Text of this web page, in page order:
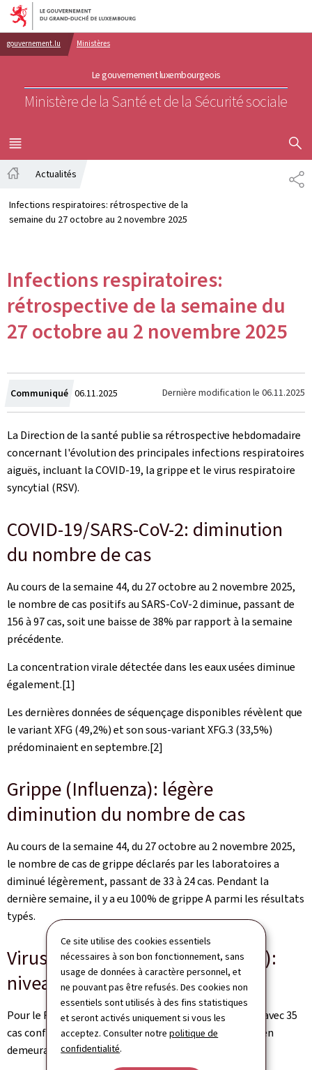
Ce site utilise des cookies essentiels
nécessaires à son bon fonctionnement, sans
usage de données à caractère personnel, et
ne pouvant pas être refusés. Des cookies non
essentiels sont utilisés à des fins statistiques
et seront activés uniquement si vous les
acceptez. Consulter notrepolitique de
confidentialité.
Aller au menu principal
Aller au contenu
gouvernement.lu Ministères
Le gouvernement luxembourgeois
Ministère de la Santé et de la Sécurité sociale
MENU
PRINCIPAL
Actualités
Infections respiratoires: rétrospective de la
semaine du 27 octobre au 2 novembre 2025
Infections respiratoires:
rétrospective de la semaine du
27 octobre au 2 novembre 2025
Communiqué Crée
le
06.11.2025 Dernière modification le 06.11.2025
La Direction de la santé publie sa rétrospective hebdomadaire
concernant l'évolution des principales infections respiratoires
aiguës, incluant la COVID-19, la grippe et le virus respiratoire
syncytial (RSV).
COVID-19/SARS-CoV-2: diminution
du nombre de cas
Au cours de la semaine 44, du 27 octobre au 2 novembre 2025,
le nombre de cas positifs au SARS-CoV-2 diminue, passant de
156 à 97 cas, soit une baisse de 38% par rapport à la semaine
précédente.
La concentration virale détectée dans les eaux usées diminue
également.[1]
Les dernières données de séquençage disponibles révèlent que
le variant XFG (49,2%) et son sous-variant XFG.3 (33,5%)
prédominaient en septembre.[2]
Grippe (Influenza): légère
diminution du nombre de cas
Au cours de la semaine 44, du 27 octobre au 2 novembre 2025,
le nombre de cas de grippe déclarés par les laboratoires a
diminué légèrement, passant de 33 à 24 cas. Pendant la
dernière semaine, il y a eu 100% de grippe A parmi les résultats
typés.
Virus respiratoire syncytial (RSV):
niveau bas du nombre de cas
Pour le RSV, une légère augmentation a été observée, avec 35
cas confirmés, contre 24 la semaine précédente, tout en
demeurant à un niveau bas.